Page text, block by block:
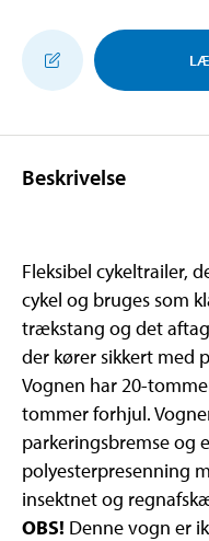
Beskrivelse
Fleksibel cykeltrailer,
cykel og bruges som
trækstang og det
der kører sikkert med
Vognen har 20-
tommer forhjul.
parkeringsbremse og
polyesterpresenning
insektnet og
OBS! Denne vogn er